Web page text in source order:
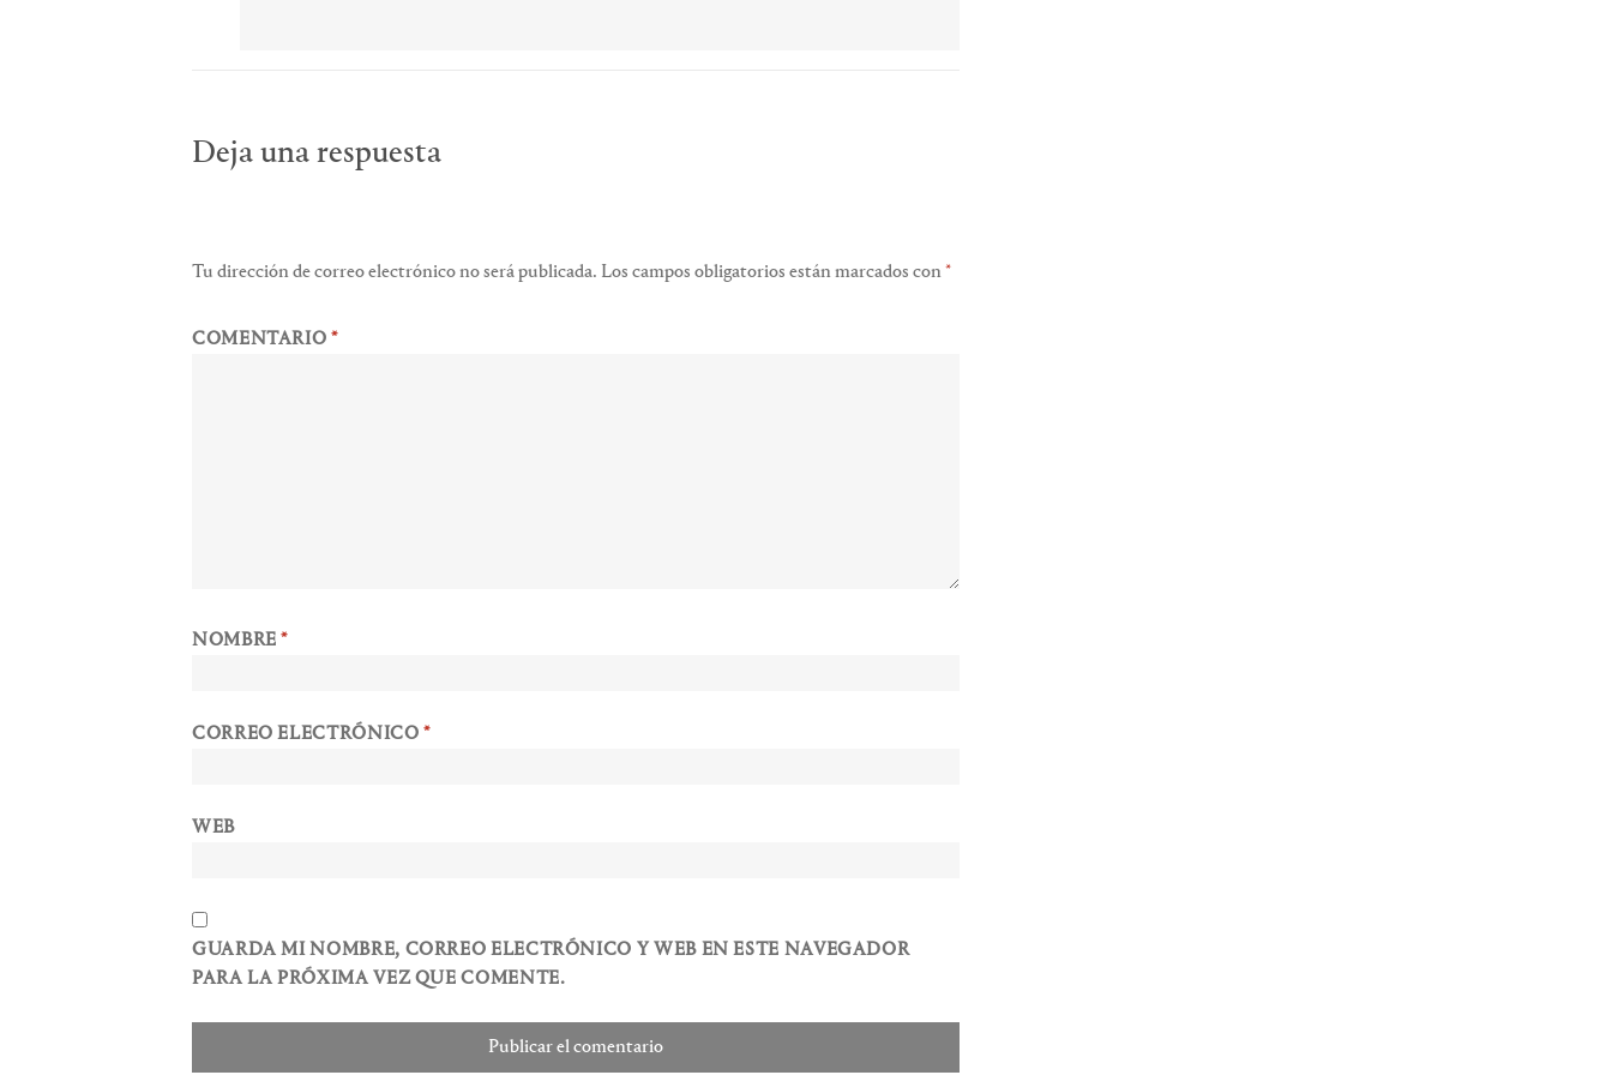
Deja una respuesta
Tu dirección de correo electrónico no será publicada. Los campos obligatorios están marcados con*
COMENTARIO*
NOMBRE*
CORREO ELECTRÓNICO*
WEB
GUARDA MI NOMBRE, CORREO ELECTRÓNICO Y WEB EN ESTE NAVEGADOR
PARA LA PRÓXIMA VEZ QUE COMENTE.